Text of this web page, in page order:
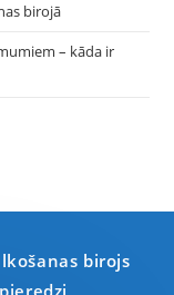
birojā
– kāda ir
birojs